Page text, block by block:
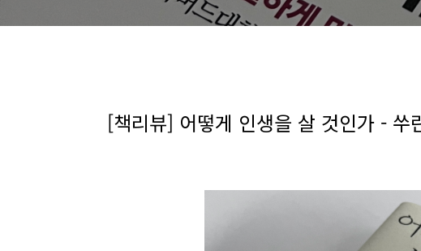
[책리뷰] 어떻게 인생을 살 것인가 - 쑤